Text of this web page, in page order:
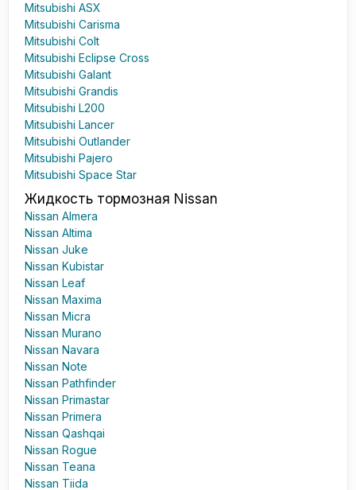
Mitsubishi ASX
Mitsubishi Carisma
Mitsubishi Colt
Mitsubishi Eclipse Cross
Mitsubishi Galant
Mitsubishi Grandis
Mitsubishi L200
Mitsubishi Lancer
Mitsubishi Outlander
Mitsubishi Pajero
Mitsubishi Space Star
Жидкость тормозная Nissan
Nissan Almera
Nissan Altima
Nissan Juke
Nissan Kubistar
Nissan Leaf
Nissan Maxima
Nissan Micra
Nissan Murano
Nissan Navara
Nissan Note
Nissan Pathfinder
Nissan Primastar
Nissan Primera
Nissan Qashqai
Nissan Rogue
Nissan Teana
Nissan Tiida